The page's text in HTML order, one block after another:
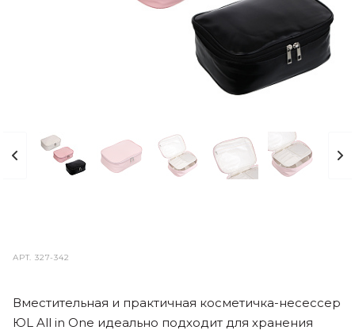
АРТ.327-342
Вместительная и практичная косметичка-несессер
ЮL All in One идеально подходит для хранения